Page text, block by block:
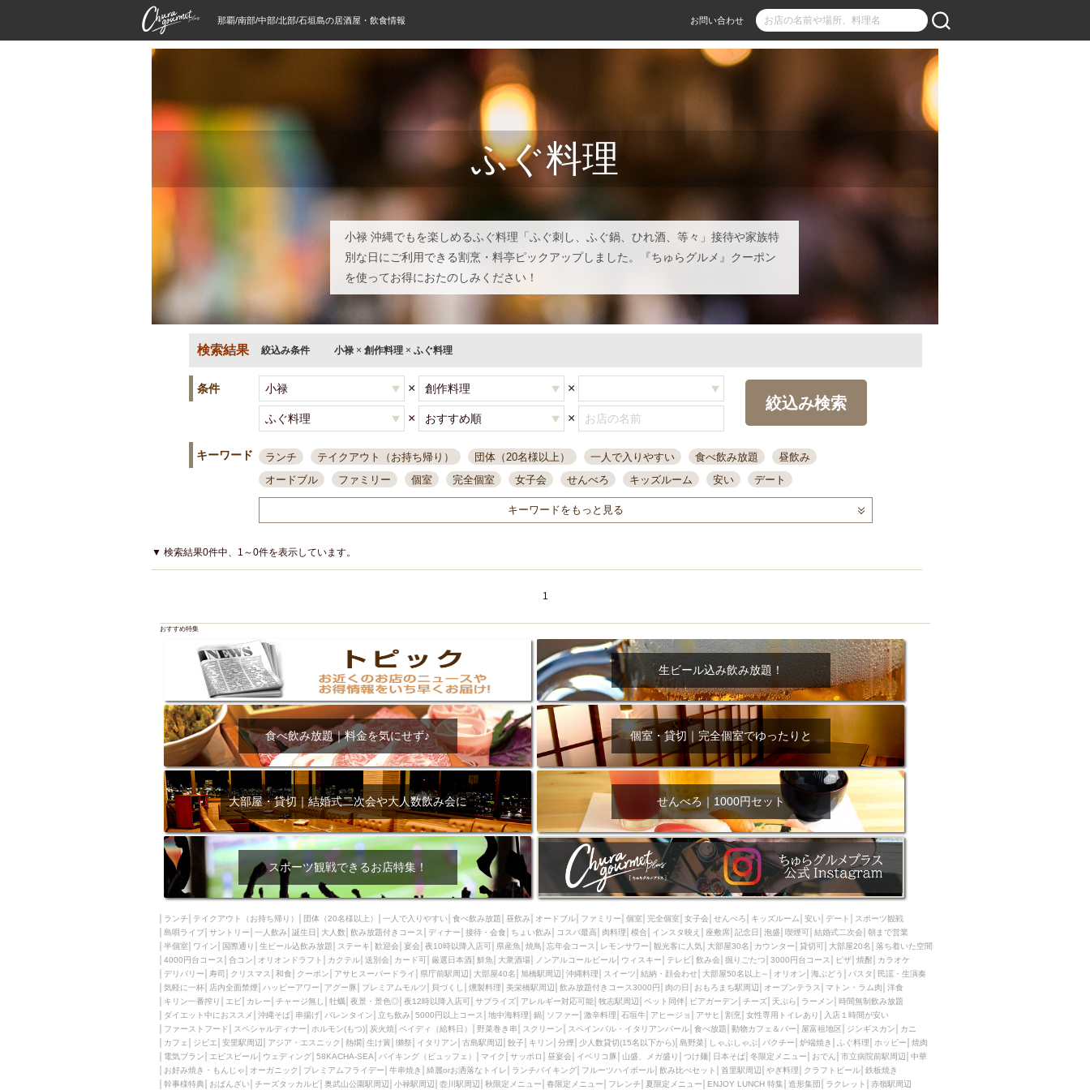
那覇/南部/中部/北部/石垣島の居酒屋・飲食情報 お問い合わせ
ふぐ料理
小禄 沖縄でもを楽しめるふぐ料理「ふぐ刺し、ふぐ鍋、ひれ酒、等々」接待や家族特
別な日にご利用できる割烹・料亭ピックアップしました。『ちゅらグルメ』クーポン
を使ってお得におたのしみください！
検索結果 絞込み条件 小禄 × 創作料理 × ふぐ料理
条件 × ×
× ×
絞込み検索
キーワード ランチ テイクアウト（お持ち帰り） 団体（20名様以上） 一人で入りやすい 食べ飲み放題
昼飲み
オードブル
ファミリー 個室 完全個室 女子会 せんべろ キッズルーム 安い
デート
一人飲み 誕生日 大人数
接待・会食
ちょい飲み コスパ最高 肉料理 模合 インスタ映え 座敷席 記念日 泡盛
喫煙可
結婚式二次会
夜10時以降入店可
県産魚 焼鳥 忘年会コース レモンサワー 観光客に人気 大部屋30名
カウンター
4000円台コース
デリバリー 寿司 クリスマス 和食
クーポン
アサヒスーパードライ
県庁前駅周辺 旭橋駅周辺 沖縄料理 スイーツ
結納・顔会わせ
大部屋50名以上～
オリオン 海ぶどう 民謡・生演奏 気軽に一杯
店内全面禁煙
ハッピーアワー
アグー豚 プレミアムモルツ 貝づくし 燻製料理
美栄橋駅周辺
飲み放題付きコース3000円
肉の日 おもろまち駅周辺 オープンテラス マトン・ラム肉
洋食
キリン一番搾り
エビ カレー チャージ無し 牡蠣 夜景・景色◎ 夜12時以降入店可
サプライズ
アレルギー対応可能
牧志駅周辺 ペット同伴 ビアガーデン 天ぷら
時間無制飲み放題
ダイエット中におススメ
沖縄そば 串揚げ バレンタイン 立ち飲み 5000円以上コース 地中海料理
鍋
ソファー
激辛料理 石垣牛 アヒージョ アサヒ 割烹 女性専用トイレあり
入店１時間が安い
ファーストフード
スペシャルディナー ホルモン(もつ) 炭火焼 ペイディ（給料日）
野菜巻き串
スクリーン
スペインバル・イタリアンバール 食べ放題 動物カフェ＆バー 屋富祖地区
ジンギスカン
カニ
カフェ ジビエ 安里駅周辺 アジア・エスニック 熱燗 生け簀 獺祭 イタリアン
古島駅周辺
分煙 少人数貸切(15名以下から) しゃぶしゃぶ パクチー 炉端焼き
ふぐ料理
ホッピー
焼肉 電気ブラン エビスビール ウェディング 58KACHA-SEA
バイキング（ビュッフェ）
マイク
サッポロ 昼宴会 イベリコ豚 山盛、メガ盛り つけ麺 日本そば 冬限定メニュー
おでん
市立病院前駅周辺
中華 お好み焼き・もんじゃ オーガニック プレミアムフライデー
牛串焼き
綺麗orお洒落なトイレ
ランチバイキング フルーツハイボール 飲み比べセット 首里駅周辺
やぎ料理
クラフトビール
鉄板焼き 幹事様特典 おばんざい チーズタッカルビ 奥武山公園駅周辺
小禄駅周辺
壺川駅周辺
秋限定メニュー 春限定メニュー フレンチ 夏限定メニュー ENJOY LUNCH 特集
造形集団
ラクレット
赤嶺駅周辺 シードル 那覇空港駅周辺 儀保駅周辺
キーワードをもっと見る
▼ 検索結果0件中、1～0件を表示しています。
1
おすすめ特集
生ビール込み飲み放題！
食べ飲み放題｜料金を気にせず♪ 個室・貸切｜完全個室でゆったりと
大部屋・貸切｜結婚式二次会や大人数飲み会に せんべろ｜1000円セット
スポーツ観戦できるお店特集！
ランチ テイクアウト（お持ち帰り） 団体（20名様以上） 一人で入りやすい 食べ飲み放題 昼飲み オードブル ファミリー 個室 完全個室 女子会 せんべろ キッズルーム 安い デート
スポーツ観戦
島唄ライブ サントリー 一人飲み 誕生日 大人数 飲み放題付きコース ディナー 接待・会食 ちょい飲み コスパ最高 肉料理 模合 インスタ映え 座敷席 記念日 泡盛 喫煙可 結婚式二次会 朝まで営業
半個室
ワイン 国際通り 生ビール込飲み放題 ステーキ 歓迎会 宴会 夜10時以降入店可 県産魚 焼鳥 忘年会コース レモンサワー 観光客に人気 大部屋30名 カウンター 貸切可 大部屋20名
落ち着いた空間
4000円台コース
合コン オリオンドラフト カクテル 送別会 カード可 厳選日本酒 鮮魚 大衆酒場 ノンアルコールビール ウィスキー テレビ 飲み会 掘りごたつ 3000円台コース ピザ 焼酎
カラオケ
デリバリー
寿司 クリスマス 和食 クーポン アサヒスーパードライ 県庁前駅周辺 大部屋40名 旭橋駅周辺 沖縄料理 スイーツ 結納・顔会わせ 大部屋50名以上～ オリオン 海ぶどう パスタ
民謡・生演奏
気軽に一杯
店内全面禁煙 ハッピーアワー アグー豚 プレミアムモルツ 貝づくし 燻製料理 美栄橋駅周辺 飲み放題付きコース3000円 肉の日 おもろまち駅周辺 オープンテラス マトン・ラム肉
洋食
キリン一番搾り
エビ カレー チャージ無し 牡蠣 夜景・景色◎ 夜12時以降入店可 サプライズ アレルギー対応可能 牧志駅周辺 ペット同伴 ビアガーデン チーズ 天ぷら ラーメン
時間無制飲み放題
ダイエット中におススメ
沖縄そば 串揚げ バレンタイン 立ち飲み 5000円以上コース 地中海料理 鍋 ソファー 激辛料理 石垣牛 アヒージョ アサヒ 割烹 女性専用トイレあり
入店１時間が安い
ファーストフード
スペシャルディナー ホルモン(もつ) 炭火焼 ペイディ（給料日） 野菜巻き串 スクリーン スペインバル・イタリアンバール 食べ放題 動物カフェ＆バー 屋富祖地区 ジンギスカン
カニ
カフェ
ジビエ 安里駅周辺 アジア・エスニック 熱燗 生け簀 獺祭 イタリアン 古島駅周辺 餃子 キリン 分煙 少人数貸切(15名以下から) 島野菜 しゃぶしゃぶ パクチー 炉端焼き ふぐ料理 ホッピー
焼肉
電気ブラン
エビスビール ウェディング 58KACHA-SEA バイキング（ビュッフェ） マイク サッポロ 昼宴会 イベリコ豚 山盛、メガ盛り つけ麺 日本そば 冬限定メニュー おでん 市立病院前駅周辺
中華
お好み焼き・もんじゃ
オーガニック プレミアムフライデー 牛串焼き 綺麗orお洒落なトイレ ランチバイキング フルーツハイボール 飲み比べセット 首里駅周辺 やぎ料理 クラフトビール 鉄板焼き
幹事様特典
おばんざい チーズタッカルビ 奥武山公園駅周辺 小禄駅周辺 壺川駅周辺 秋限定メニュー 春限定メニュー フレンチ 夏限定メニュー ENJOY LUNCH 特集 造形集団 ラクレット 赤嶺駅周辺